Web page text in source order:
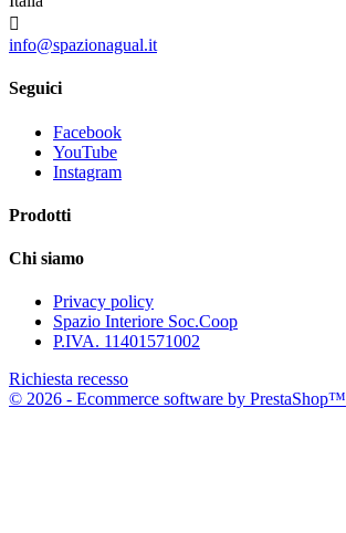

info@spazionagual.it
Seguici
Facebook
YouTube
Instagram
Prodotti
Chi siamo
Privacy policy
Spazio Interiore Soc.Coop
P.IVA. 11401571002
Richiesta recesso
© 2026 - Ecommerce software by PrestaShop™